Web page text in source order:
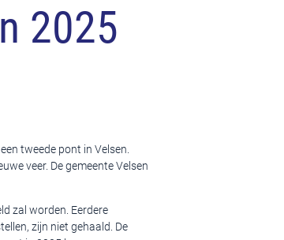
2025
tweede pont in Velsen.
veer. De gemeente Velsen
zal worden. Eerdere
zijn niet gehaald. De